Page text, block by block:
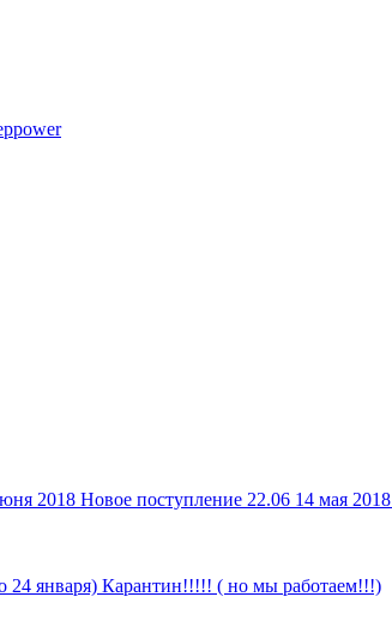
2018 Новое поступление 22.06 14 мая 2018
24 января) Карантин!!!!! ( но мы работаем!!!)